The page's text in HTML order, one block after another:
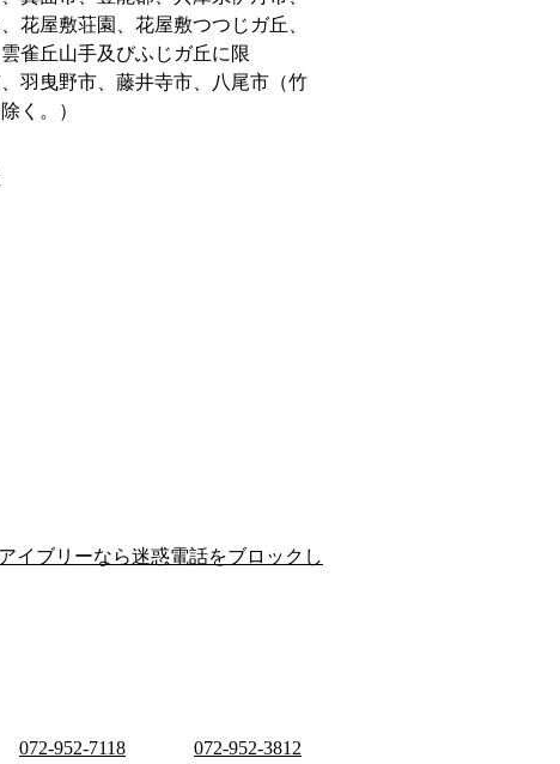
花屋敷荘園、花屋敷つつじガ丘、
雀丘山手及びふじガ丘に限
羽曳野市、藤井寺市、八尾市（竹
く。）
イブリーなら迷惑電話をブロックし
072-952-7118
072-952-3812